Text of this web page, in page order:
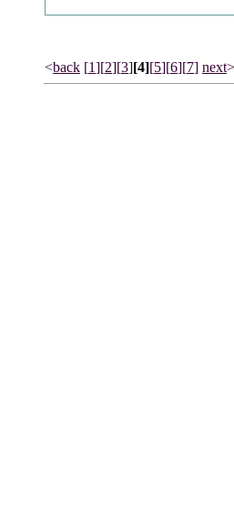
<back [1][2][3][4][5][6][7] next>